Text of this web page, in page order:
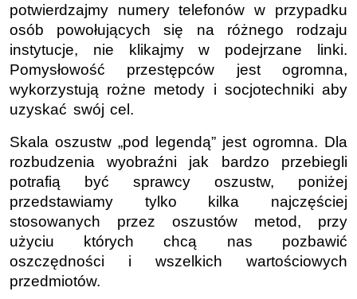
potwierdzajmy numery telefonów w przypadku
osób powołujących się na różnego rodzaju
instytucje, nie klikajmy w podejrzane linki.
Pomysłowość przestępców jest ogromna,
wykorzystują rożne metody i socjotechniki aby
uzyskać swój cel.
Skala oszustw „pod legendą” jest ogromna. Dla
rozbudzenia wyobraźni jak bardzo przebiegli
potrafią być sprawcy oszustw, poniżej
przedstawiamy tylko kilka najczęściej
stosowanych przez oszustów metod, przy
użyciu których chcą nas pozbawić
oszczędności i wszelkich wartościowych
przedmiotów.